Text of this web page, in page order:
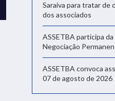
Saraiva para tratar de
dos associados
ASSETBA participa
Negociação
ASSETBA convoca
07 de agosto de 2026